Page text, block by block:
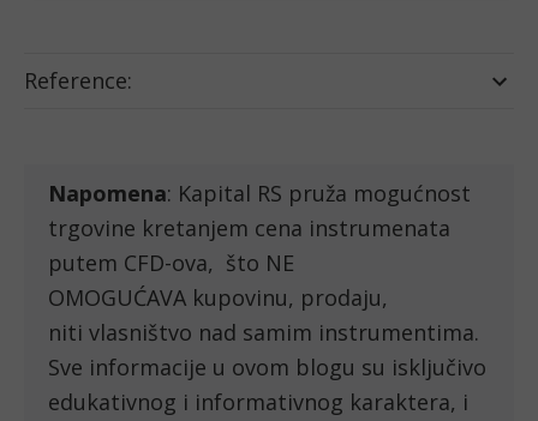
Reference:
Napomena: Kapital RS pruža mogućnost
trgovine kretanjem cena instrumenata
putem CFD-ova, što NE
OMOGUĆAVA kupovinu, prodaju,
niti vlasništvo nad samim instrumentima.
Sve informacije u ovom blogu su isključivo
edukativnog i informativnog karaktera, i